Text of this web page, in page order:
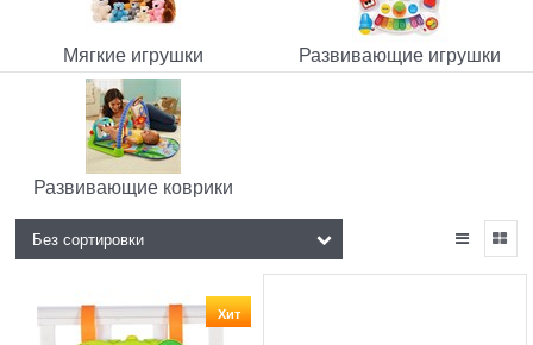
Мягкие игрушки Развивающие игрушки
Развивающие коврики
Хит